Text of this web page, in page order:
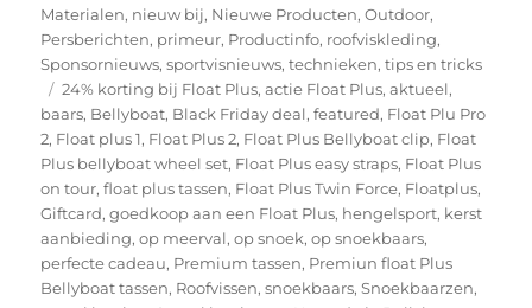
Materialen, nieuw bij, Nieuwe Producten,Outdoor,
Persberichten, primeur, Productinfo, roofviskleding,
Sponsornieuws,sportvisnieuws,technieken,tips en tricks
Tags
24% korting bij Float Plus,actie Float Plus,aktueel,
baars, Bellyboat, Black Friday deal,featured, Float Plu Pro
2, Float plus 1, Float Plus 2, Float Plus Bellyboat clip, Float
Plus bellyboat wheel set, Float Plus easy straps, Float Plus
on tour,float plus tassen, Float Plus Twin Force, Floatplus,
Giftcard,goedkoop aan een Float Plus, hengelsport, kerst
aanbieding,op meerval,op snoek,op snoekbaars,
perfecte cadeau, Premium tassen, Premiun float Plus
Bellyboat tassen, Roofvissen,snoekbaars,Snoekbaarzen,